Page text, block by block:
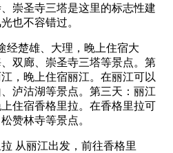
崇圣寺三塔是这里的标志性建
也不容错过。
经楚雄、大理，晚上住宿大
双廊、崇圣寺三塔等景点。第
，晚上住宿丽江。在丽江可以
泸沽湖等景点。第三天：丽江
住宿香格里拉。在香格里拉可
赞林寺等景点。
从丽江出发，前往香格里